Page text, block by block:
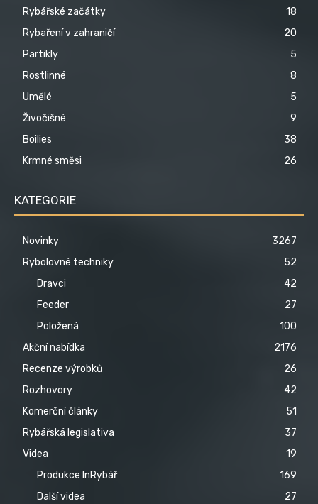
Rybářské začátky
18
Rybaření v zahraničí
20
Partikly
5
Rostlinné
8
Umělé
5
Živočišné
9
Boilies
38
Krmné směsi
26
KATEGORIE
Novinky
3267
Rybolovné techniky
52
Dravci
42
Feeder
27
Položená
100
Akční nabídka
2176
Recenze výrobků
26
Rozhovory
42
Komerční články
51
Rybářská legislativa
37
Videa
19
Produkce InRybář
169
Další videa
27